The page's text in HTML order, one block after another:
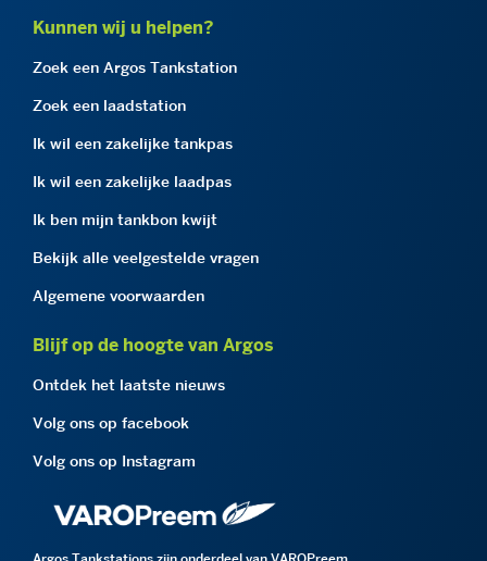
Kunnen wij u helpen?
Zoek een Argos Tankstation
Zoek een laadstation
Ik wil een zakelijke tankpas
Ik wil een zakelijke laadpas
Ik ben mijn tankbon kwijt
Bekijk alle veelgestelde vragen
Algemene voorwaarden
Blijf op de hoogte van Argos
Ontdek het laatste nieuws
Volg ons op facebook
Volg ons op Instagram